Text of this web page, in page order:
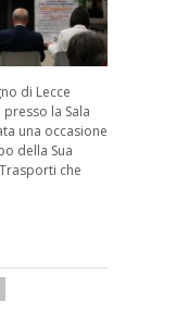
di Lecce
la Sala
una occasione
della Sua
che